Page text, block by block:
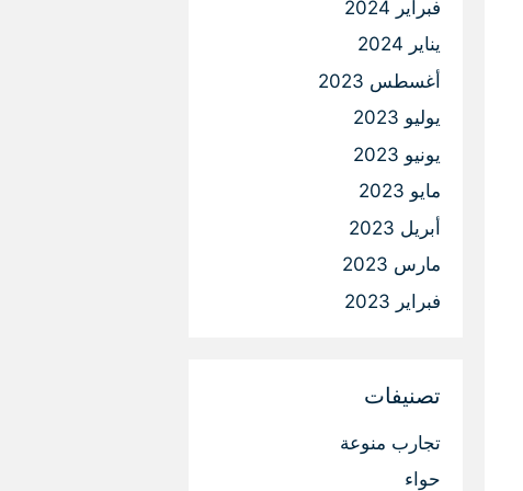
فبراير 2024
يناير 2024
أغسطس 2023
يوليو 2023
يونيو 2023
مايو 2023
أبريل 2023
مارس 2023
فبراير 2023
تصنيفات
تجارب منوعة
حواء